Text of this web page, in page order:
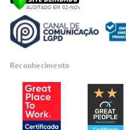
Reconhecimento